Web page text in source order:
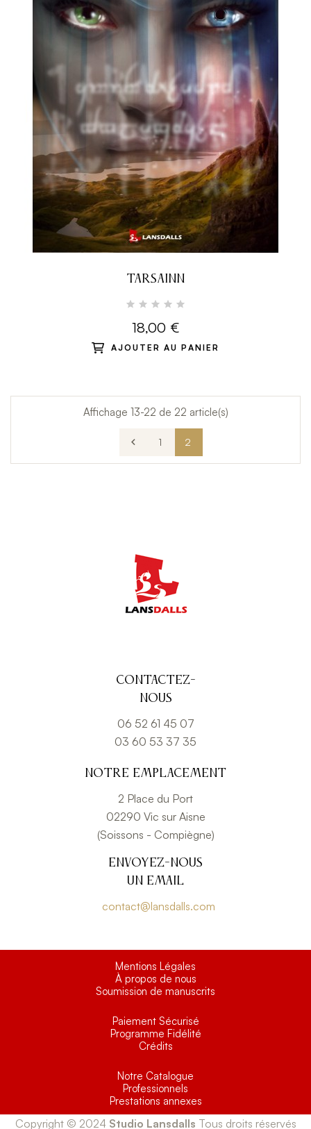
TARSAINN
18,00 €
AJOUTER AU PANIER
Affichage 13-22 de 22 article(s)
 1 2
Contactez-
nous
06 52 61 45 07
03 60 53 37 35
Notre emplacement
2 Place du Port
02290 Vic sur Aisne
(Soissons - Compiègne)
Envoyez-nous
un email
contact@lansdalls.com
Mentions Légales
À propos de nous
Soumission de manuscrits
Paiement Sécurisé
Programme Fidélité
Crédits
Notre Catalogue
Professionnels
Prestations annexes
Copyright © 2024 Studio Lansdalls Tous droits réservés